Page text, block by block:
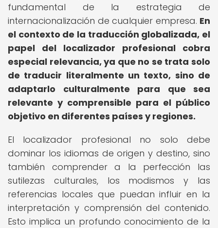
fundamental de la estrategia de
internacionalización de cualquier empresa. En
el contexto de la traducción globalizada, el
papel del localizador profesional cobra
especial relevancia, ya que no se trata solo
de traducir literalmente un texto, sino de
adaptarlo culturalmente para que sea
relevante y comprensible para el público
objetivo en diferentes países y regiones.
El localizador profesional no solo debe
dominar los idiomas de origen y destino, sino
también comprender a la perfección las
sutilezas culturales, los modismos y las
referencias locales que puedan influir en la
interpretación y comprensión del contenido.
Esto implica un profundo conocimiento de la